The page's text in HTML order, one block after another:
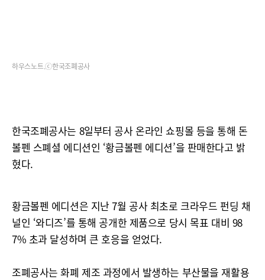
하우스노트.ⓒ한국조폐공사
한국조폐공사는 8일부터 공사 온라인 쇼핑몰 등을 통해 돈
볼펜 스폐셜 에디션인 ‘황금볼펜 에디션’을 판매한다고 밝
혔다.
황금볼펜 에디션은 지난 7월 공사 최초로 크라우드 펀딩 채
널인 ‘와디즈’를 통해 공개한 제품으로 당시 목표 대비 98
7% 초과 달성하며 큰 호응을 얻었다.
조폐공사는 화폐 제조 과정에서 발생하는 부산물을 재활용